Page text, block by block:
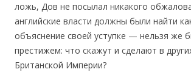
ложь, Дов не посылал никакого
английские власти должны были найти
объяснение своей уступке — нельзя же
престижем: что скажут и сделают в
Британской Империи?